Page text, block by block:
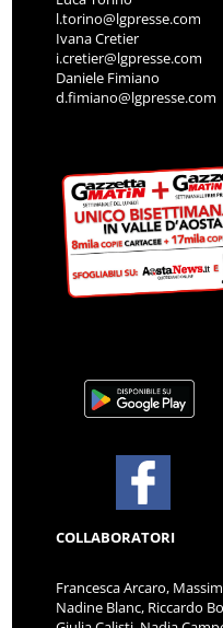
l.torino@lgpresse.com
Ivana Cretier
i.cretier@lgpresse.com
Daniele Fimiano
d.fimiano@lgpresse.com
COLLABORATORI
Francesca Arcaro,
Nadine Blanc, Riccardo